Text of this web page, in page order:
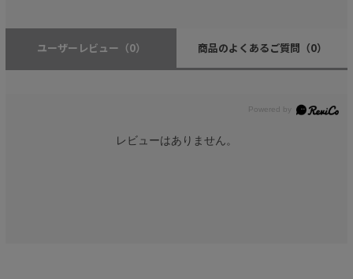
ユーザーレビュー （0） 商品のよくあるご質問 （0）
レビューはありません。